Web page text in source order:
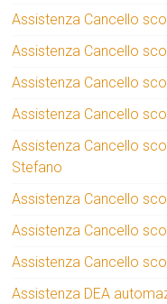
Assistenza Cancello
Assistenza Cancello
Assistenza Cancello
Assistenza Cancello
Assistenza Cancello
Stefano
Assistenza Cancello
Assistenza Cancello
Assistenza Cancello
Assistenza DEA